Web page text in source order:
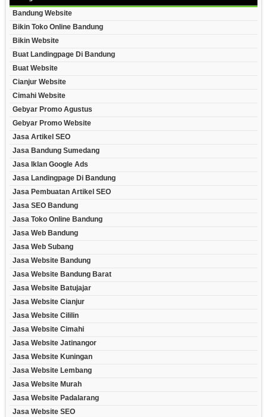
Bandung Website
Bikin Toko Online Bandung
Bikin Website
Buat Landingpage Di Bandung
Buat Website
Cianjur Website
Cimahi Website
Gebyar Promo Agustus
Gebyar Promo Website
Jasa Artikel SEO
Jasa Bandung Sumedang
Jasa Iklan Google Ads
Jasa Landingpage Di Bandung
Jasa Pembuatan Artikel SEO
Jasa SEO Bandung
Jasa Toko Online Bandung
Jasa Web Bandung
Jasa Web Subang
Jasa Website Bandung
Jasa Website Bandung Barat
Jasa Website Batujajar
Jasa Website Cianjur
Jasa Website Cililin
Jasa Website Cimahi
Jasa Website Jatinangor
Jasa Website Kuningan
Jasa Website Lembang
Jasa Website Murah
Jasa Website Padalarang
Jasa Website SEO